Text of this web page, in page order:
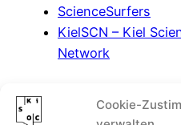
Cookie-
ScienceSurfers
KielSCN – Kiel
Network